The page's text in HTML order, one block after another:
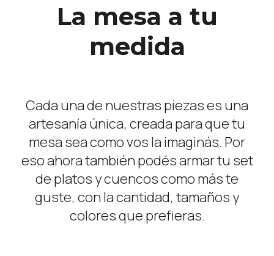
La mesa a tu
medida
Cada una de nuestras piezas es una
artesanía única, creada para que tu
mesa sea como vos la imaginás. Por
eso ahora también podés armar tu set
de platos y cuencos como más te
guste, con la cantidad, tamaños y
colores que prefieras.